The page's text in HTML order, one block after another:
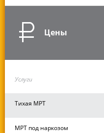
Цены
Услуги
Тихая МРТ
МРТ под наркозом